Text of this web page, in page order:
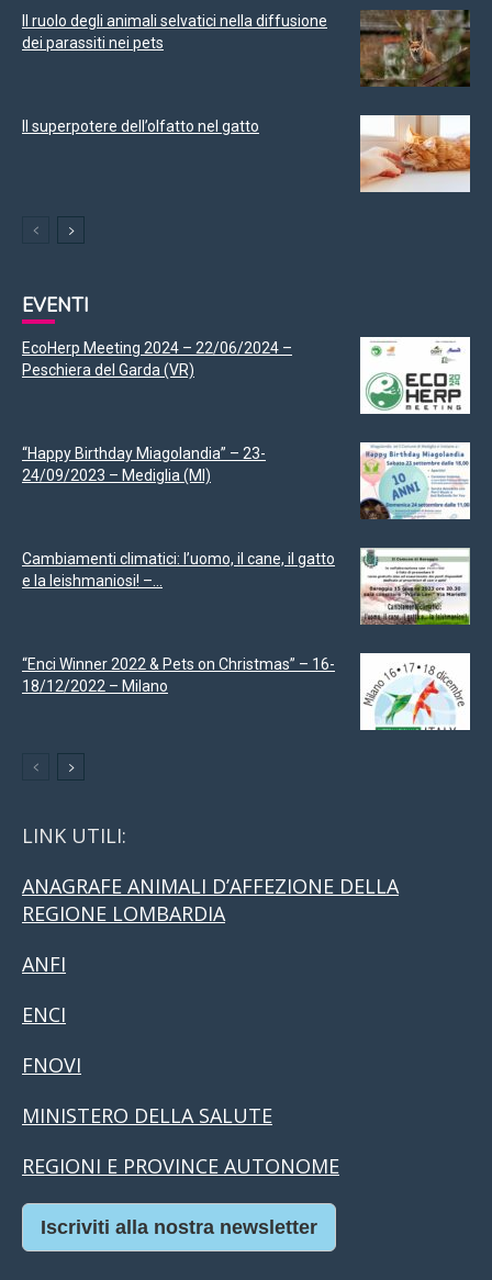
Il ruolo degli animali selvatici nella diffusione
dei parassiti nei pets
Il superpotere dell’olfatto nel gatto
EVENTI
EcoHerp Meeting 2024 – 22/06/2024 –
Peschiera del Garda (VR)
“Happy Birthday Miagolandia” – 23-
24/09/2023 – Mediglia (MI)
Cambiamenti climatici: l’uomo, il cane, il gatto
e la leishmaniosi! –...
“Enci Winner 2022 & Pets on Christmas” – 16-
18/12/2022 – Milano
LINK UTILI:
ANAGRAFE ANIMALI D’AFFEZIONE DELLA
REGIONE LOMBARDIA
ANFI
ENCI
FNOVI
MINISTERO DELLA SALUTE
REGIONI E PROVINCE AUTONOME
Iscriviti alla nostra newsletter